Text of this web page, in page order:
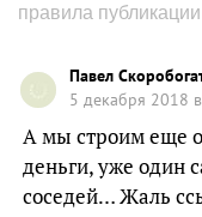
правила
Павел
5 декабря 2018
А мы строим еще
деньги, уже один
соседей… Жаль